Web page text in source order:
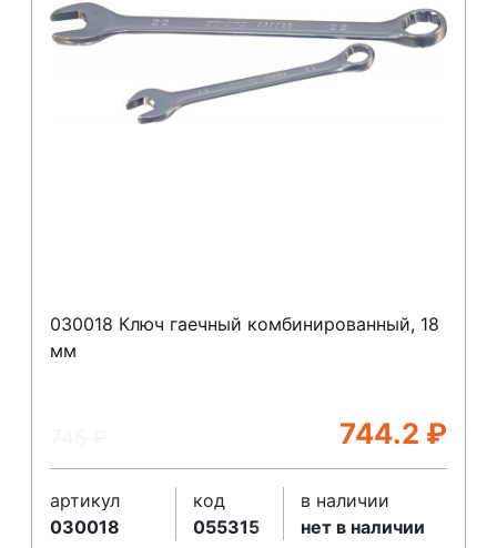
030018 Ключ гаечный комбинированный, 18
мм
744.2 ₽
артикул
030018
код
055315
в наличии
нет в наличии